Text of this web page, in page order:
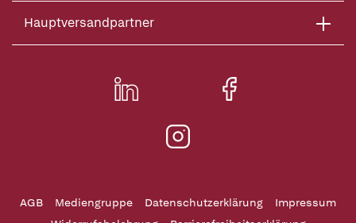
Hauptversandpartner
AGB Mediengruppe Datenschutzerklärung
Impressum